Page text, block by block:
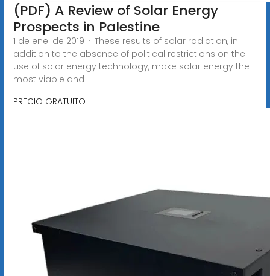
(PDF) A Review of Solar Energy
Prospects in Palestine
1 de ene. de 2019 · These results of solar radiation, in
addition to the absence of political restrictions on the
use of solar energy technology, make solar energy the
most viable and
PRECIO GRATUITO